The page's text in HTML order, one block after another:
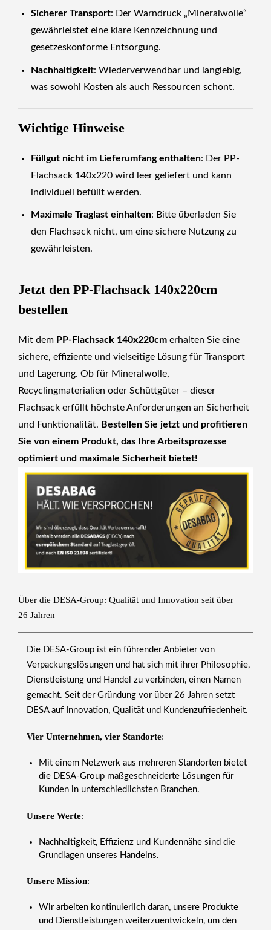
Sicherer Transport: Der Warndruck „Mineralwolle“
gewährleistet eine klare Kennzeichnung und
gesetzeskonforme Entsorgung.
Nachhaltigkeit: Wiederverwendbar und langlebig,
was sowohl Kosten als auch Ressourcen schont.
Wichtige Hinweise
Füllgut nicht im Lieferumfang enthalten: Der PP-
Flachsack 140x220 wird leer geliefert und kann
individuell befüllt werden.
Maximale Traglast einhalten: Bitte überladen Sie
den Flachsack nicht, um eine sichere Nutzung zu
gewährleisten.
Jetzt den PP-Flachsack 140x220cm
bestellen
Mit dem PP-Flachsack 140x220cm erhalten Sie eine
sichere, effiziente und vielseitige Lösung für Transport
und Lagerung. Ob für Mineralwolle,
Recyclingmaterialien oder Schüttgüter – dieser
Flachsack erfüllt höchste Anforderungen an Sicherheit
und Funktionalität. Bestellen Sie jetzt und profitieren
Sie von einem Produkt, das Ihre Arbeitsprozesse
optimiert und maximale Sicherheit bietet!
Über die DESA-Group: Qualität und Innovation seit über
26 Jahren
Die DESA-Group ist ein führender Anbieter von
Verpackungslösungen und hat sich mit ihrer Philosophie,
Dienstleistung und Handel zu verbinden, einen Namen
gemacht. Seit der Gründung vor über 26 Jahren setzt
DESA auf Innovation, Qualität und Kundenzufriedenheit.
Vier Unternehmen, vier Standorte:
Mit einem Netzwerk aus mehreren Standorten bietet
die DESA-Group maßgeschneiderte Lösungen für
Kunden in unterschiedlichsten Branchen.
Unsere Werte:
Nachhaltigkeit, Effizienz und Kundennähe sind die
Grundlagen unseres Handelns.
Unsere Mission:
Wir arbeiten kontinuierlich daran, unsere Produkte
und Dienstleistungen weiterzuentwickeln, um den